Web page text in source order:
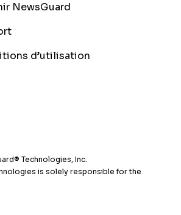
NewsGuard
d’utilisation
Technologies, Inc.
is solely responsible for the